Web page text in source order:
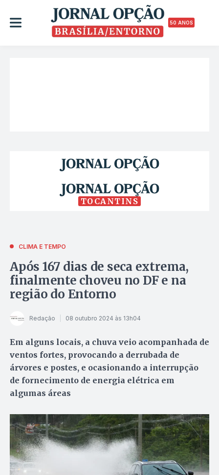
50 ANOS
TOCANTINS
CLIMA E TEMPO
Após 167 dias de seca extrema,
finalmente choveu no DF e na
região do Entorno
Redação 08 outubro 2024 às 13h04
Em alguns locais, a chuva veio acompanhada de
ventos fortes, provocando a derrubada de
árvores e postes, e ocasionando a interrupção
de fornecimento de energia elétrica em
algumas áreas